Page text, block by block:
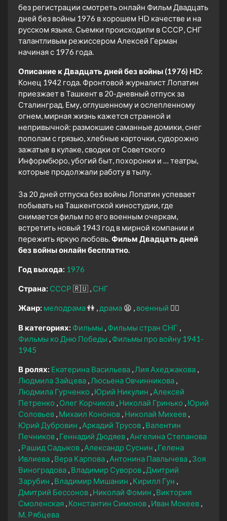
без регистрации смотреть онлайн Фильм Двадцать
дней без войны 1976 в хорошем HD качестве и на
русском языке. Сьемки происходили в СССР, СНГ
талантливым режиссером Алексей Герман
начиная с 1976 года.
Описание к Двадцать дней без войны (1976) HD:
Конец 1942 года. Фронтовой журналист Лопатин
приезжает в Ташкент в 20-дневный отпуск за
Сталинград. Ему, оглушенному и ослепленному
огнем, мирная жизнь кажется странной и
непривычной: размокшие саманные домики, снег
пополам с грязью, хлебные карточки, судорожно
зажатые в кулаке, сводки от Советского
Информбюро, убогий быт, похоронки и … театры,
которые продолжали работу в тылу.
За 20 дней отпуска без войны Лопатин успевает
побывать на Ташкентской киностудии, где
снимается фильм по его военным очеркам,
встретить новый 1943 год в мирной компании и
пережить яркую любовь. Фильм Двадцать дней
без войны онлайн бесплатно.
Год выхода: 1976
Страна: СССР 🇷🇺 СНГ
Жанр: мелодрама👫 драма 😫 военный 👨‍✈️
В категориях: Фильмы
Фильмы стран СНГ
Фильмы ко Дню Победы
Фильмы про войну 1941-
1945
В ролях: Екатерина Васильева
Лия Ахеджакова
Людмила Зайцева
Люсьена Овчинникова
Людмила Гурченко
Юрий Никулин
Алексей
Петренко
Олег Корчиков Николай Гринько
Юрий
Соловьев Михаил Кононов Николай Михеев
Юрий Дубровин
Аркадий Трусов Валентин
Печников Геннадий Дюдяев Ангелина Степанова
Рашид Садыков Александр Суснин
Гелена
Ивлиева Вера Карпова Антонина Павлычева Зоя
Виноградова Владимир Суворов
Дмитрий
Зарубин
Владимир Мишанин
Кирилл Гун
Дмитрий Бессонов Николай Фомин
Виктория
Смоленская Константин Симонов Иван Мокеев
М. Рябцева